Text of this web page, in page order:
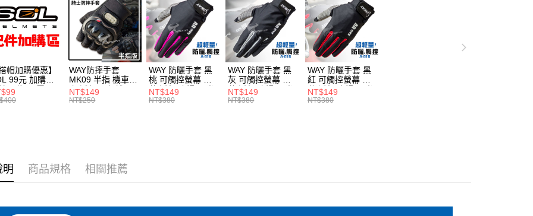
帽加購優惠】
99元 加購區
內襯 內置墨
水帽袋 安全
WAY防摔手套
MK09 半指 機車手
套 透氣 硬殼護具
騎車 腳踏車 爬山
NT$149
NT$250
WAY 防曬手套 黑
桃 可觸控螢幕 輕
薄 透氣 止滑 反光
機車手套 A016 耀
NT$149
NT$380
WAY 防曬手套 黑
灰 可觸控螢幕 輕
薄 透氣 止滑 反光
機車手套 A016 耀
NT$149
NT$380
WAY 防曬手套 黑
紅 可觸控螢幕 輕
薄 透氣 止滑 反光
機車手套 A016 耀
NT$149
NT$380
明 商品規格 相關推薦